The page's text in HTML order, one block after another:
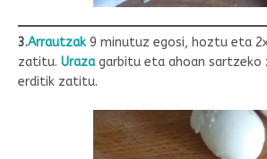
3.Arrautzak 9 minutuz egosi, hoztu eta
zatitu. Urazagarbitu eta ahoan sartzeko
erditik zatitu.